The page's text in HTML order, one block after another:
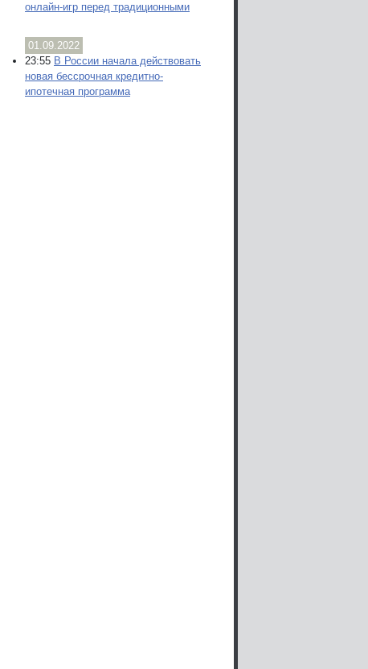
онлайн-игр перед традиционными
01.09.2022
23:55 В России начала действовать
новая бессрочная кредитно-
ипотечная программа